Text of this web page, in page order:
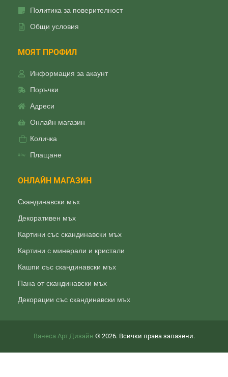
Политика за поверителност
Общи условия
МОЯТ ПРОФИЛ
Информация за акаунт
Поръчки
Адреси
Онлайн магазин
Количка
Плащане
ОНЛАЙН МАГАЗИН
Скандинавски мъх
Декоративен мъх
Картини със скандинавски мъх
Картини с минерали и кристали
Кашпи със скандинавски мъх
Пана от скандинавски мъх
Декорации със скандинавски мъх
Ванеса Арт Дизайн © 2026. Всички права запазени.